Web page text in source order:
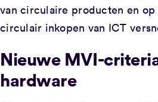
van circulaire producten en
circulair inkopen van ICT
Nieuwe MVI-
hardware